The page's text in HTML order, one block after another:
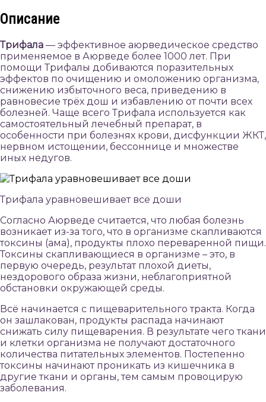
IndoHerbs
Описание
Трифала — эффективное аюрведическое средство
применяемое в Аюрведе более 1000 лет. При
помощи Трифалы добиваются поразительных
эффектов по очищению и омоложению организма,
снижению избыточного веса, приведению в
равновесие трёх дош и избавлению от почти всех
болезней. Чаще всего Трифала используется как
самостоятельный лечебный препарат, в
особенности при болезнях крови, дисфункции ЖКТ,
нервном истощении, бессоннице и множестве
иных недугов.
Трифала уравновешивает все доши
Согласно Аюрведе считается, что любая болезнь
возникает из-за того, что в организме скапливаются
токсины (ама), продукты плохо переваренной пищи.
Токсины скапливающиеся в организме – это, в
первую очередь, результат плохой диеты,
нездорового образа жизни, неблагоприятной
обстановки окружающей среды.
Всё начинается с пищеварительного тракта. Когда
он зашлакован, продукты распада начинают
снижать силу пищеварения. В результате чего ткани
и клетки организма не получают достаточного
количества питательных элементов. Постепенно
токсины начинают проникать из кишечника в
другие ткани и органы, тем самым провоцирую
заболевания.